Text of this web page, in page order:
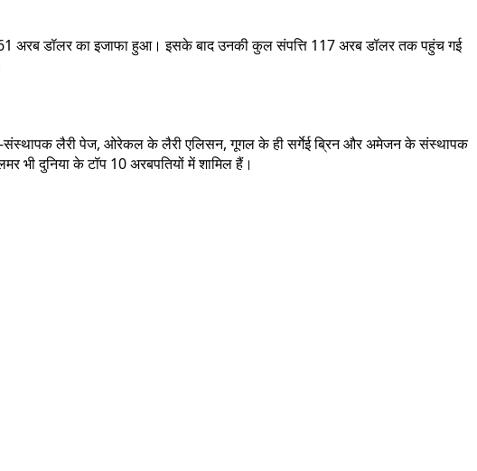
अरब डॉलर का इजाफा हुआ। इसके बाद उनकी कुल संपत्ति 117 अरब डॉलर तक पहुंच गई
संस्थापक लैरी पेज, ओरेकल के लैरी एलिसन, गूगल के ही सर्गेई ब्रिन और अमेजन के संस्थापक
भी दुनिया के टॉप 10 अरबपतियों में शामिल हैं।